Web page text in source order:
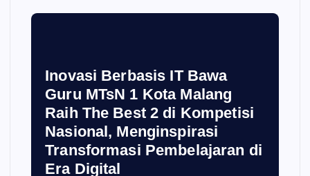
Inovasi Berbasis IT Bawa
Guru MTsN 1 Kota Malang
Raih The Best 2 di Kompetisi
Nasional, Menginspirasi
Transformasi Pembelajaran di
Era Digital